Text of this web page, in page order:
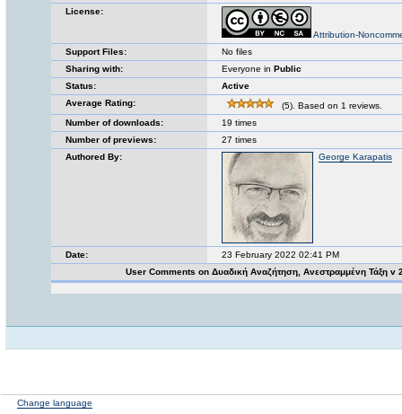
License:
Attribution-
Support Files:
No files
Sharing with:
Everyone in Public
Status:
Active
Average Rating:
(5). Based on 1 reviews.
Number of downloads:
19 times
Number of previews:
27 times
Authored By:
George Karapatis
Date:
23 February 2022 02:41 PM
User Comments on Δυαδική Αναζήτηση, Ανεστραμμένη Τάξη v
Change language